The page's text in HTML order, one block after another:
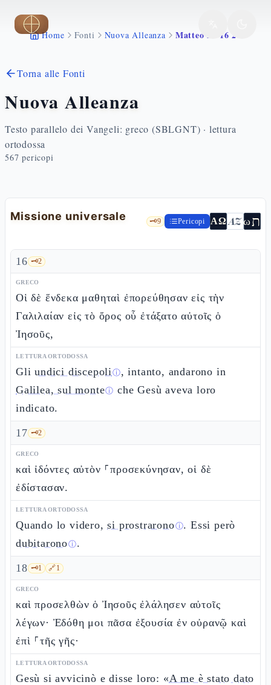
Vai al contenuto principale
Home Fonti Nuova Alleanza Matteo 28 16 20
Torna alle Fonti
Nuova Alleanza
Testo parallelo dei Vangeli: greco (SBLGNT) · lettura
ortodossa
567 pericopi
Missione universale 🗝️9 Pericopi ΑΩ AZωת
16 🗝️2
GRECO
Οἱ δὲ ἕνδεκα μαθηταὶ ἐπορεύθησαν εἰς τὴν
Γαλιλαίαν εἰς τὸ ὄρος οὗ ἐτάξατο αὐτοῖς ὁ
Ἰησοῦς,
LETTURA ORTODOSSA
Gliundici discepoliⓘ, intanto, andarono in
Galilea, sul monteⓘ che Gesù aveva loro
indicato.
17 🗝️2
GRECO
καὶ ἰδόντες αὐτὸν ⸀προσεκύνησαν, οἱ δὲ
ἐδίστασαν.
LETTURA ORTODOSSA
Quando lo videro,si prostraronoⓘ. Essi però
dubitaronoⓘ.
18 🗝️1 🔗1
GRECO
καὶ προσελθὼν ὁ Ἰησοῦς ἐλάλησεν αὐτοῖς
λέγων· Ἐδόθη μοι πᾶσα ἐξουσία ἐν οὐρανῷ καὶ
ἐπὶ ⸀τῆς γῆς·
LETTURA ORTODOSSA
Gesù si avvicinò e disse loro: «A me è stato dato